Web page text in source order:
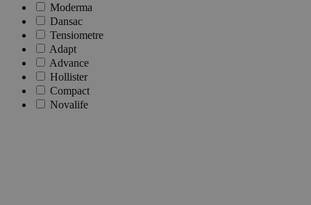
Moderma
Dansac
Tensiometre
Adapt
Advance
Hollister
Compact
Novalife